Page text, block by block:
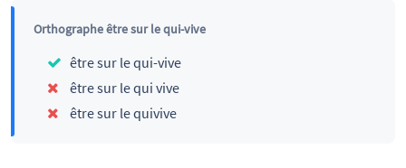
Orthographe être sur le qui-vive
être sur le qui-vive
être sur le qui vive
être sur le quivive